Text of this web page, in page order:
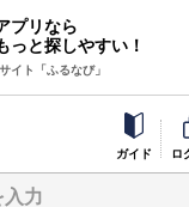
プリなら
っと探しやすい！
イト「ふるなび」
ガイド ロ
力